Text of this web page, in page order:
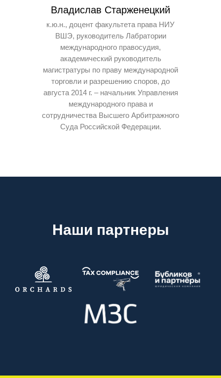
Владислав Старженецкий
к.ю.н., доцент факультета права НИУ
ВШЭ, руководитель Лабратории
международного правосудия,
академический руководитель
магистратуры по праву международной
торговли и разрешению споров, до
августа 2014 г. – начальник Управления
международного права и
сотрудничества Высшего Арбитражного
Суда Российской Федерации.
Наши партнеры